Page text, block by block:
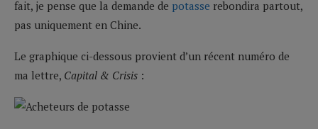
fait, je pense que la demande de potasse rebondira partout,
pas uniquement en Chine.
Le graphique ci-dessous provient d’un récent numéro de
ma lettre, Capital & Crisis :